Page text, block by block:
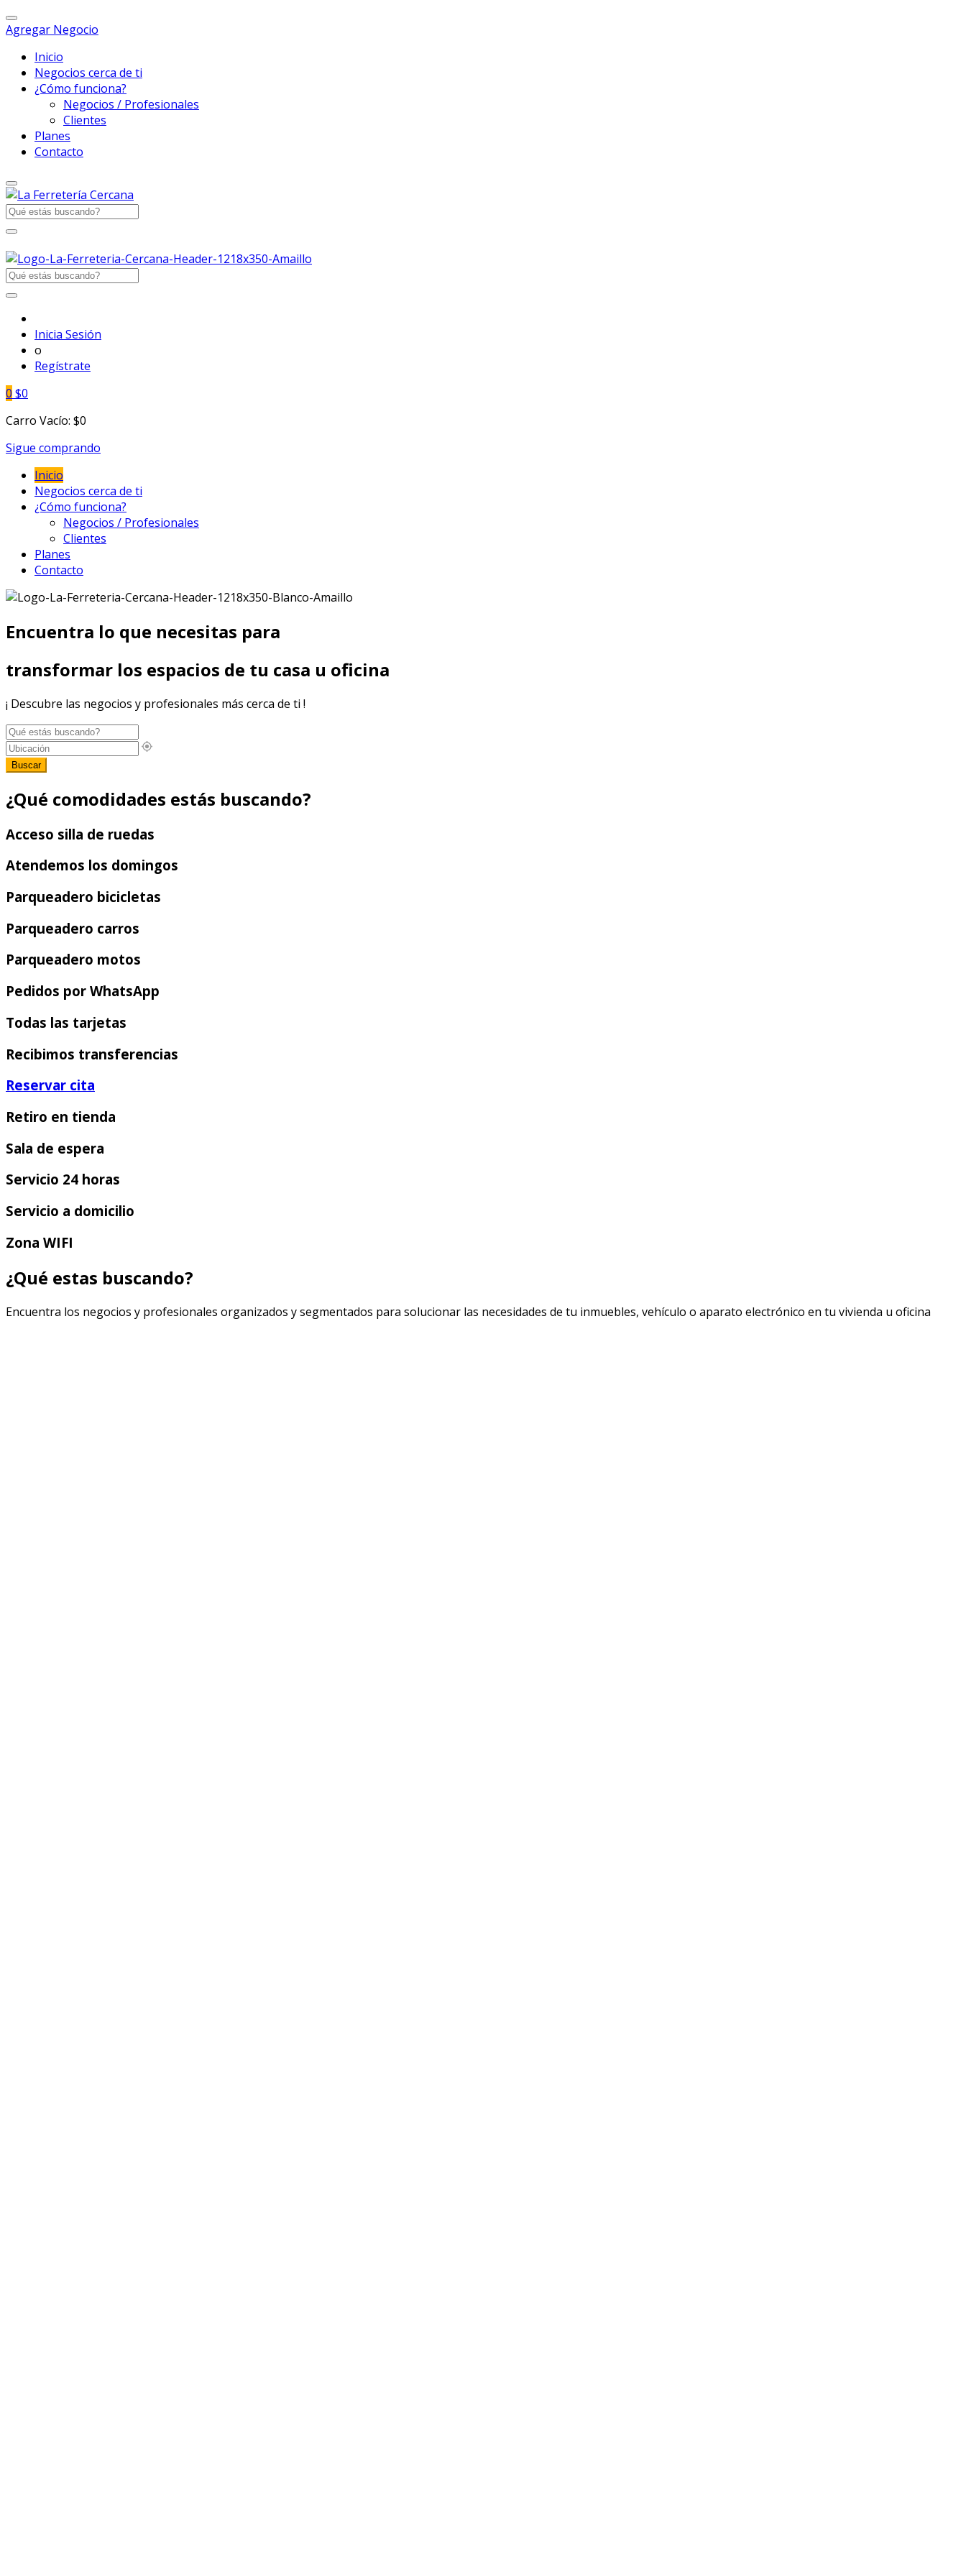
Agregar Negocio
Inicio
Negocios cerca de ti
¿Cómo funciona?
Negocios / Profesionales
Clientes
Planes
Contacto
Inicia Sesión
o
Regístrate
0 $0
Carro Vacío: $0
Sigue comprando
Inicio
Negocios cerca de ti
¿Cómo funciona?
Negocios / Profesionales
Clientes
Planes
Contacto
Encuentra lo que necesitas para
transformar los espacios de tu casa u oficina
¡ Descubre las negocios y profesionales más cerca de ti !
Buscar
¿Qué comodidades estás buscando?
Acceso silla de ruedas
Atendemos los domingos
Parqueadero bicicletas
Parqueadero carros
Parqueadero motos
Pedidos por WhatsApp
Todas las tarjetas
Recibimos transferencias
Reservar cita
Retiro en tienda
Sala de espera
Servicio 24 horas
Servicio a domicilio
Zona WIFI
¿Qué estas buscando?
Encuentra los negocios y profesionales organizados y segmentados para solucionar las necesidades de tu inmuebles, vehículo o aparato electrónico en tu vivienda u oficina